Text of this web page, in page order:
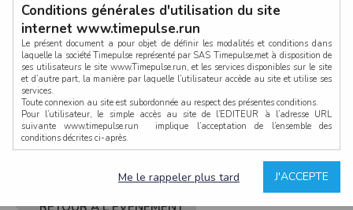
CONNEXION
RETOUR À L'ÉVÈNEMENT
Conditions générales d'utilisation du site
internet www.timepulse.run
Le présent document a pour objet de définir les modalités et conditions dans
laquelle la société Timepulse représenté par SAS Timepulse,met à disposition de
ses utilisateurs le site www.Timepulse.run, et les services disponibles sur le site
et d’autre part, la manière par laquelle l’utilisateur accède au site et utilise ses
services.
Toute connexion au site est subordonnée au respect des présentes conditions.
Pour l’utilisateur, le simple accès au site de l’EDITEUR à l’adresse URL
suivante www.timepulse.run implique l’acceptation de l’ensemble des
conditions décrites ci-après.
La structure générale du site www.timepulse.run, par quelque procédé que ce
soit, sans l'autorisation préalable et par écrit de Fourcherot Mickael et/ou de ses
J'ACCEPTE
Me le rappeler plus tard